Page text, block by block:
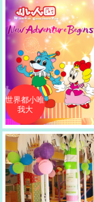
世界都小唯
我大